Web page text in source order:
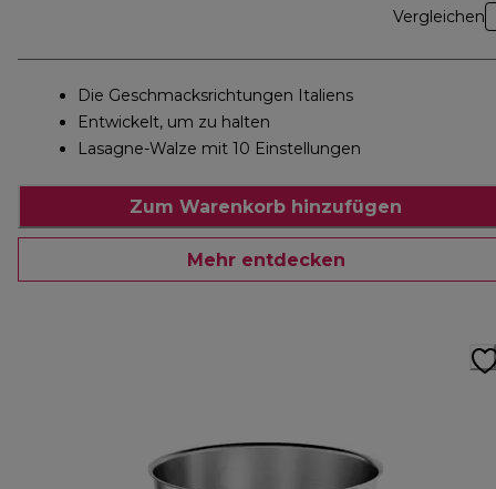
Vergleichen
Die Geschmacksrichtungen Italiens
Entwickelt, um zu halten
Lasagne-Walze mit 10 Einstellungen
Zum Warenkorb hinzufügen
Mehr entdecken